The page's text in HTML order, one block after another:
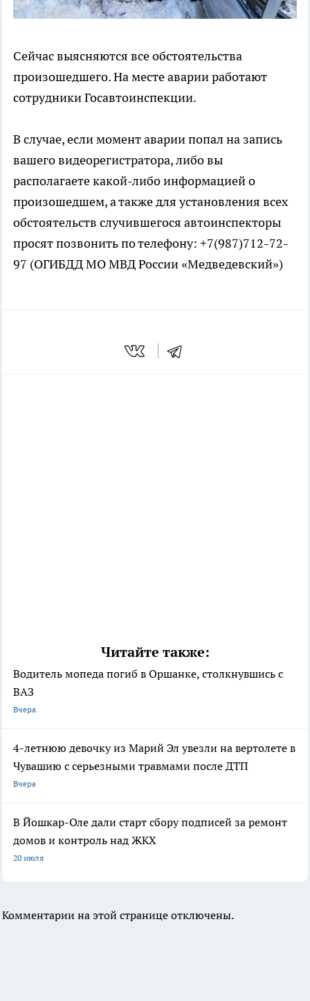
Сейчас выясняются все обстоятельства
произошедшего. На месте аварии работают
сотрудники Госавтоинспекции.
В случае, если момент аварии попал на запись
вашего видеорегистратора, либо вы
располагаете какой-либо информацией о
произошедшем, а также для установления всех
обстоятельств случившегося автоинспекторы
просят позвонить по телефону: +7(987)712-72-
97 (ОГИБДД МО МВД России «Медведевский»)
Читайте также:
Водитель мопеда погиб в Оршанке, столкнувшись с
ВАЗ
Вчера
4-летнюю девочку из Марий Эл увезли на вертолете в
Чувашию с серьезными травмами после ДТП
Вчера
В Йошкар-Оле дали старт сбору подписей за ремонт
домов и контроль над ЖКХ
20 июля
Комментарии на этой странице отключены.